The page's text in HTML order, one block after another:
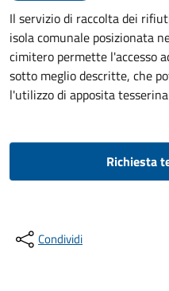
Il servizio di raccolta dei
isola comunale posizionata
cimitero permette l'accesso
sotto meglio descritte, che
l'utilizzo di apposita
Richiesta
Condividi